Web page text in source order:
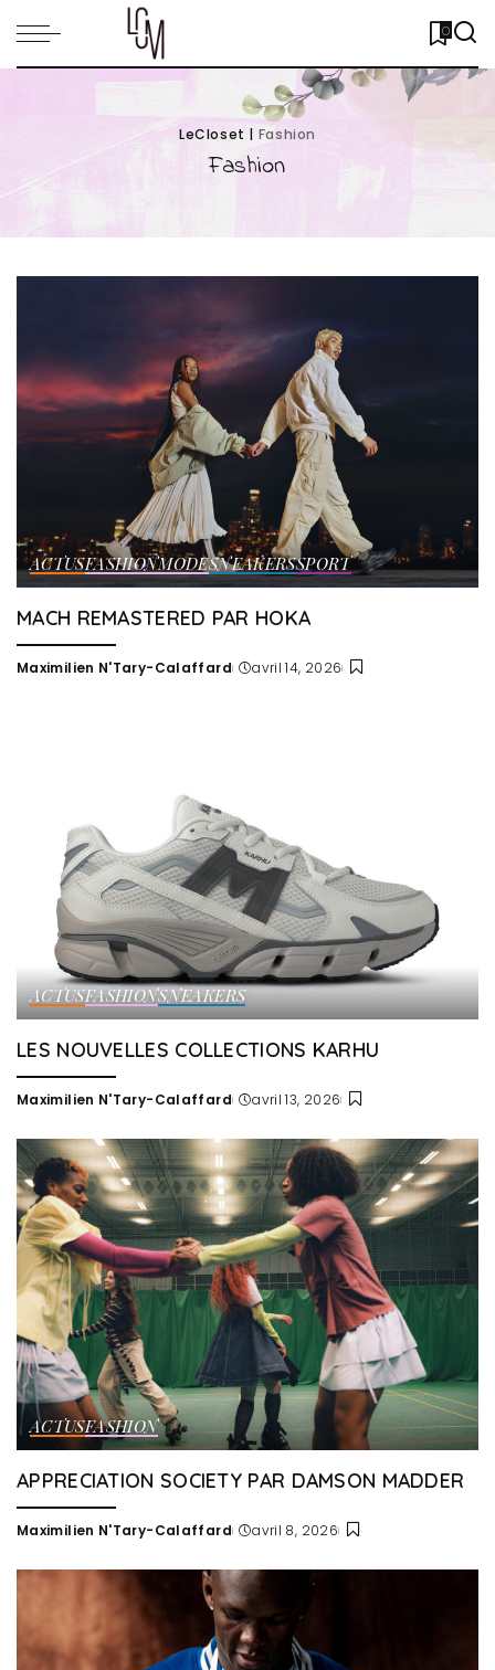
0
LeCloset | Fashion
Fashion
ACTUSFASHIONMODESNEAKERSSPORT
MACH REMASTERED PAR HOKA
Posted
Maximilien N'Tary-Calaffard avril 14, 2026
ACTUSFASHIONSNEAKERS
LES NOUVELLES COLLECTIONS KARHU
Posted
Maximilien N'Tary-Calaffard avril 13, 2026
ACTUSFASHION
APPRECIATION SOCIETY PAR DAMSON MADDER
Posted
Maximilien N'Tary-Calaffard avril 8, 2026